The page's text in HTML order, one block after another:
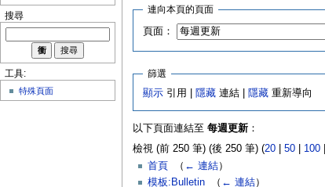
連向本頁的頁面
頁面：
篩選
顯示 引用 | 隱藏 連結 | 隱藏 重新導向
以下頁面連結至 每週更新：
檢視 (前 250 筆) (後 250 筆) (20| 50| 100|
首頁
（ ← 連結）
模板:Bulletin‎ （ ← 連結）
搜尋
工具:
特殊頁面